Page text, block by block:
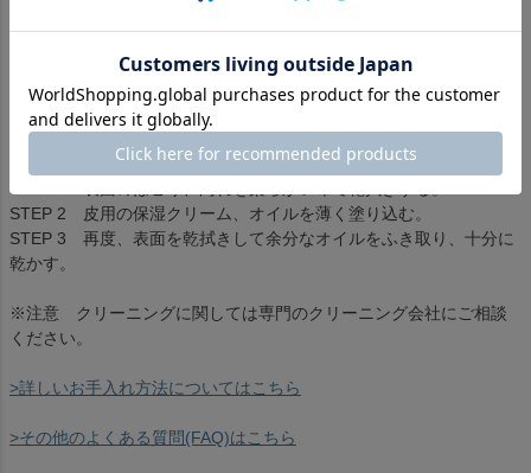
中国
※簡単なお手入れ方法
STEP 1 表面のほこり、汚れを柔らかい布で乾拭きする。
STEP 2 皮用の保湿クリーム、オイルを薄く塗り込む。
STEP 3 再度、表面を乾拭きして余分なオイルをふき取り、十分に
乾かす。
※注意 クリーニングに関しては専門のクリーニング会社にご相談
ください。
>詳しいお手入れ方法についてはこちら
>その他のよくある質問(FAQ)はこちら